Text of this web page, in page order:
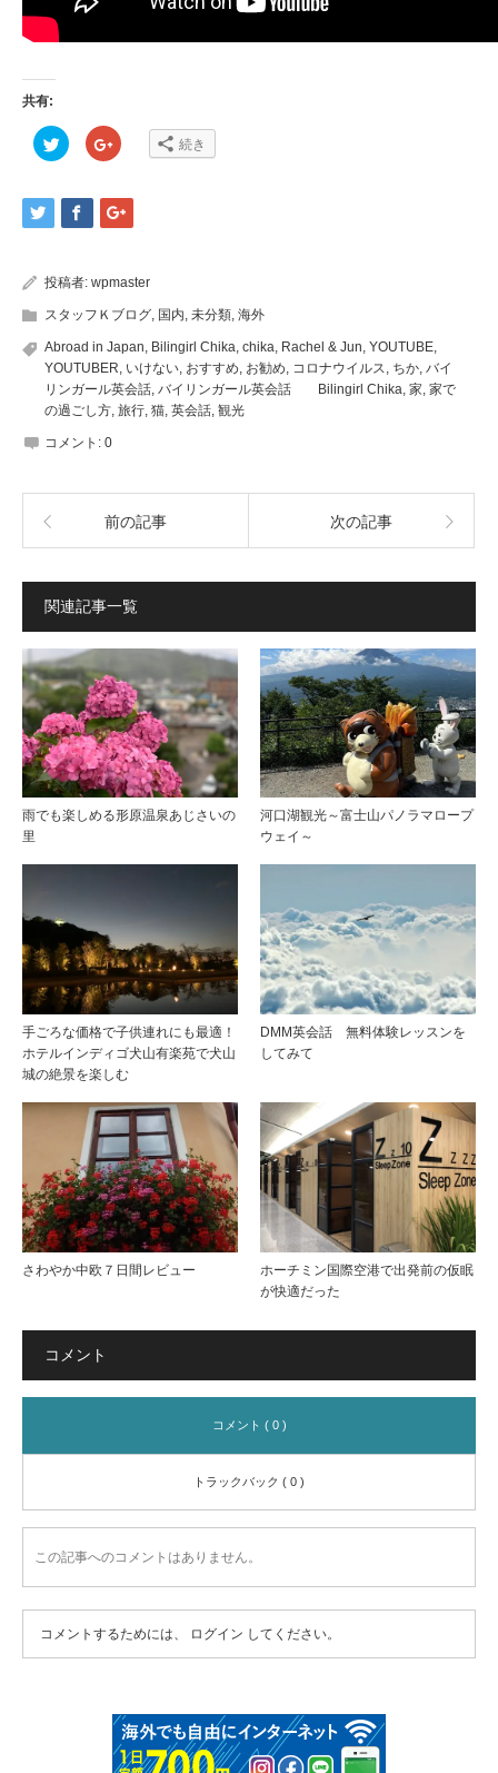
共有:
ク
リ
て
Twitter
で
(新
し
ウ
ィ
ン
ド
ウ
開
き
ま
す)
ク
リ
て
Google+
で
し
ウ
ィ
ン
ド
ウ
で
開
き
ま
続き
投稿者: wpmaster
スタッフＫブログ 国内 未分類 海外
Abroad in Japan Bilingirl Chika chika Rachel & Jun YOUTUBE
YOUTUBER いけない おすすめ お勧め コロナウイルス ちか バイ
リンガール英会話 バイリンガール英会話 Bilingirl Chika 家 家で
の過ごし方 旅行 猫 英会話 観光
コメント: 0
前の記事 次の記事
関連記事一覧
雨でも楽しめる形原温泉あじさいの
里
河口湖観光～富士山パノラマロープ
ウェイ～
手ごろな価格で子供連れにも最適！
ホテルインディゴ犬山有楽苑で犬山
城の絶景を楽しむ
DMM英会話 無料体験レッスンを
してみて
さわやか中欧７日間レビュー
ホーチミン国際空港で出発前の仮眠
が快適だった
コメント
コメント ( 0 )
トラックバック ( 0 )
この記事へのコメントはありません。
コメントするためには、 ログイン してください。